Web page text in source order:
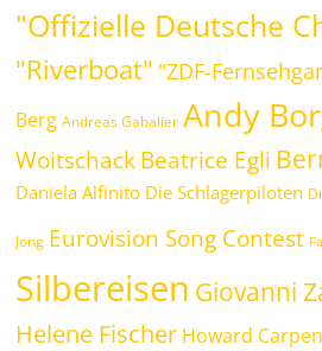
"Offizielle Deutsche
"Riverboat" "ZDF-
Berg Andreas Gabalier Andy
WoitschackBeatrice Egli
Daniela Alfinito Die Schlagerpiloten
Jong Eurovision Song Contest
Silbereisen Giovanni
Helene Fischer Howard